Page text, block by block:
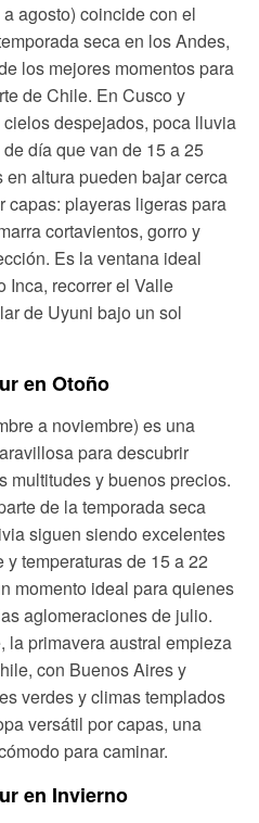
agosto) coincide con el
seca en los Andes,
los mejores momentos para
de Chile. En Cusco y
despejados, poca lluvia
día que van de 15 a 25
altura pueden bajar cerca
capas: playeras ligeras para
cortavientos, gorro y
Es la ventana ideal
Inca, recorrer el Valle
de Uyuni bajo un sol
en Otoño
a noviembre) es una
para descubrir
multitudes y buenos precios.
de la temporada seca
siguen siendo excelentes
temperaturas de 15 a 22
momento ideal para quienes
aglomeraciones de julio.
la primavera austral empieza
con Buenos Aires y
verdes y climas templados
versátil por capas, una
para caminar.
en Invierno